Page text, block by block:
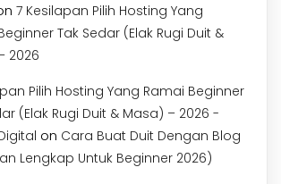
7 Kesilapan Pilih Hosting Yang
Tak Sedar (Elak Rugi Duit &
2026
Pilih Hosting Yang Ramai Beginner
(Elak Rugi Duit & Masa) – 2026 -
on Cara Buat Duit Dengan Blog
Lengkap Untuk Beginner 2026)